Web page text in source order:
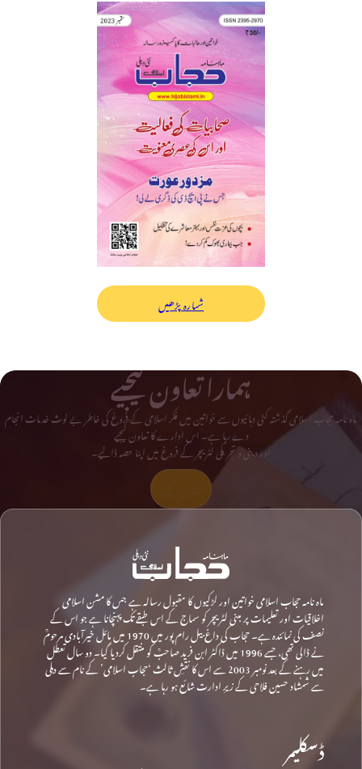
شمارہ پڑھیں
ہمارا تعاون کیجیے
ماہ نامہ حجاب اسلامی گذشتہ کئی دہائیوں سے خواتین میں فکر اسلامی کے فروغ کی خاطر بے لوث خدمات انجام
دے رہا ہے۔ اس ادارے کا تعاون کیجیے
اور دینی و تحریکی لٹریچر کے فروغ میں اپنا حصہ ڈالیے۔
ماہ نامہ حجاب اسلامی خواتین اور لڑکیوں کا مقبول رسالہ ہے جس کا مشن اسلامی
اخلاقیات اور تعلیمات پر مبنی لٹریچر کو سماج کے اس طبقے تک پہنچانا ہے جو اس کے
نصف کی نمائندہ ہے۔ حجاب کی داغ بیل رام پور میں 1970 میں مائل خیرآبادی مرحومؒ
نے ڈالی تھی، جسے 1996 میں ڈاکٹر ابن فرید صاحبؒ کو منتقل کردیا گیا۔ دو سال تعطل
میں رہنے کے بعد نومبر 2003 سے اس کا نقشِ ثالث ‘حجاب اسلامی’ کے نام سے دہلی
سے شمشاد حسین فلاحی کے زیرِ ادارت شائع ہو رہا ہے۔
ڈسکلیمر